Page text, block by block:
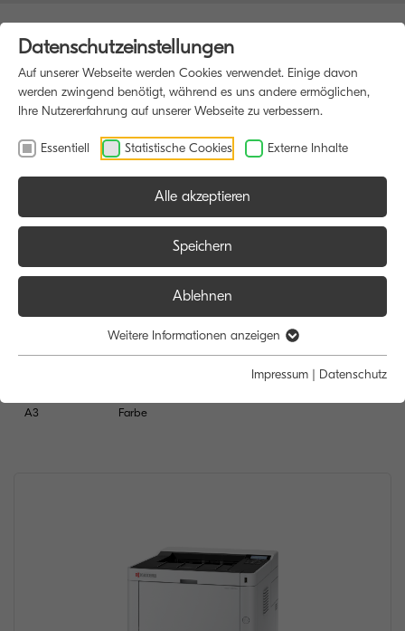
A3 Farbe
Datenschutzeinstellungen
Auf unserer Webseite werden Cookies verwendet. Einige davon
werden zwingend benötigt, während es uns andere ermöglichen,
Ihre Nutzererfahrung auf unserer Webseite zu verbessern.
Essentiell Statistische Cookies Externe Inhalte
Alle akzeptieren
Speichern
Ablehnen
Weitere Informationen anzeigen
Impressum | Datenschutz